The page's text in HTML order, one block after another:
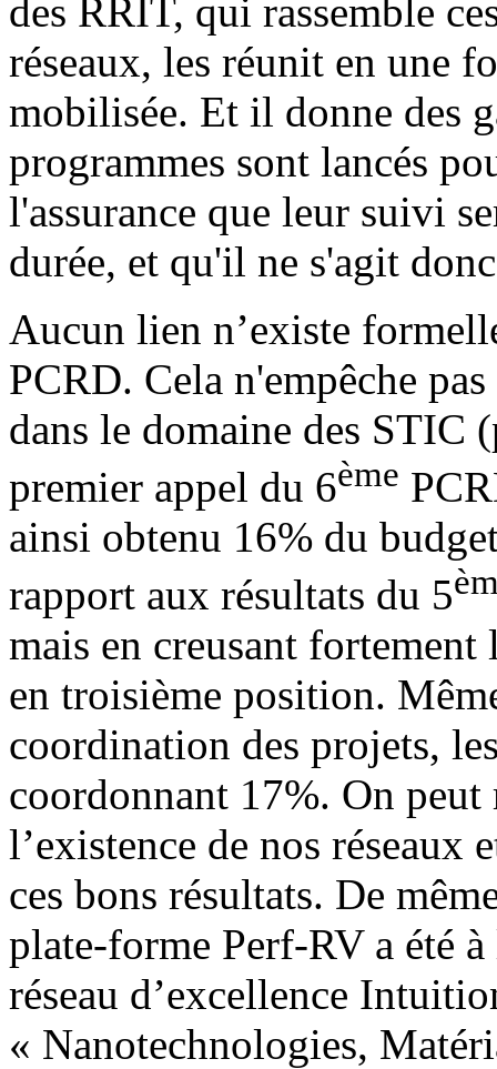
des RRIT, qui rassemble
réseaux, les réunit en une
mobilisée. Et il donne des
programmes sont lancés
l'assurance que leur suivi
durée, et qu'il ne s'agit
Aucun lien n’existe
PCRD. Cela n'empêche
dans le domaine des STIC
premier appel du 6ème
ainsi obtenu 16% du
rapport aux résultats du 5
mais en creusant fortement
en troisième position.
coordination des projets,
coordonnant 17%. On peut
l’existence de nos réseaux
ces bons résultats. De
plate-forme Perf-RV a été
réseau d’excellence
« Nanotechnologies,